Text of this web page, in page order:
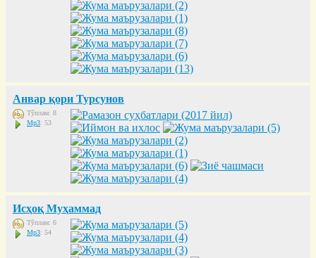
Анвар қори Турсунов
Тўплам: 8
Mp3: 53
Исҳоқ Муҳаммад
Тўплам: 6
Mp3: 54